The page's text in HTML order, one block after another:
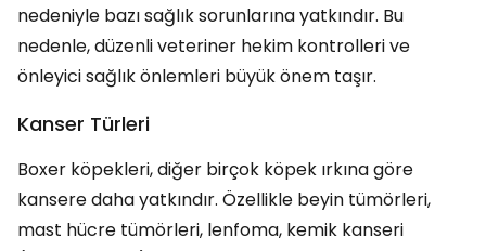
nedeniyle bazı sağlık sorunlarına yatkındır. Bu
nedenle, düzenli veteriner hekim kontrolleri ve
önleyici sağlık önlemleri büyük önem taşır.
Kanser Türleri
Boxer köpekleri, diğer birçok köpek ırkına göre
kansere daha yatkındır. Özellikle beyin tümörleri,
mast hücre tümörleri, lenfoma, kemik kanseri